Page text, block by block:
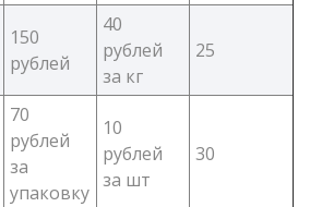
150
рублей
40
рублей
за кг
25
70
рублей
за
упаковку
10
рублей
за шт
30